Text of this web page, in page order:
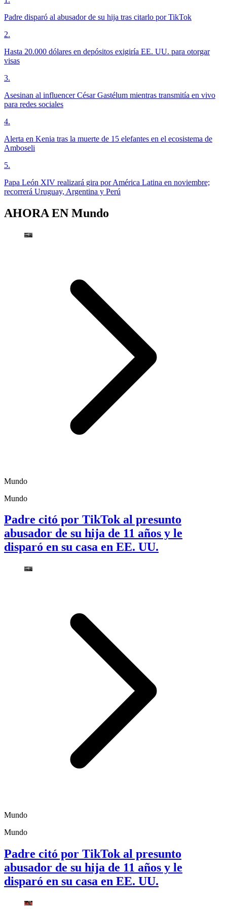
Padre disparó al abusador de su hija tras citarlo por TikTok
2.
Hasta 20.000 dólares en depósitos exigiría EE. UU. para otorgar
visas
3.
Asesinan al influencer César Gastélum mientras transmitía en vivo
para redes sociales
4.
Alerta en Kenia tras la muerte de 15 elefantes en el ecosistema de
Amboseli
5.
Papa León XIV realizará gira por América Latina en noviembre;
recorrerá Uruguay, Argentina y Perú
AHORA EN Mundo
Mundo
Mundo
Padre citó por TikTok al presunto
abusador de su hija de 11 años y le
disparó en su casa en EE. UU.
Mundo
Mundo
Padre citó por TikTok al presunto
abusador de su hija de 11 años y le
disparó en su casa en EE. UU.